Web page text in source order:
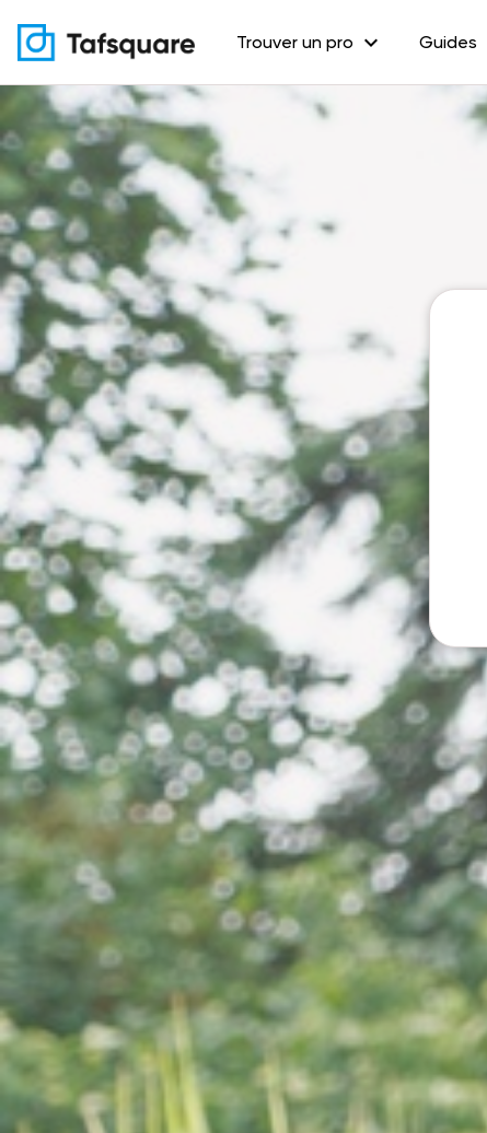
Trouver un pro expand_more Guides